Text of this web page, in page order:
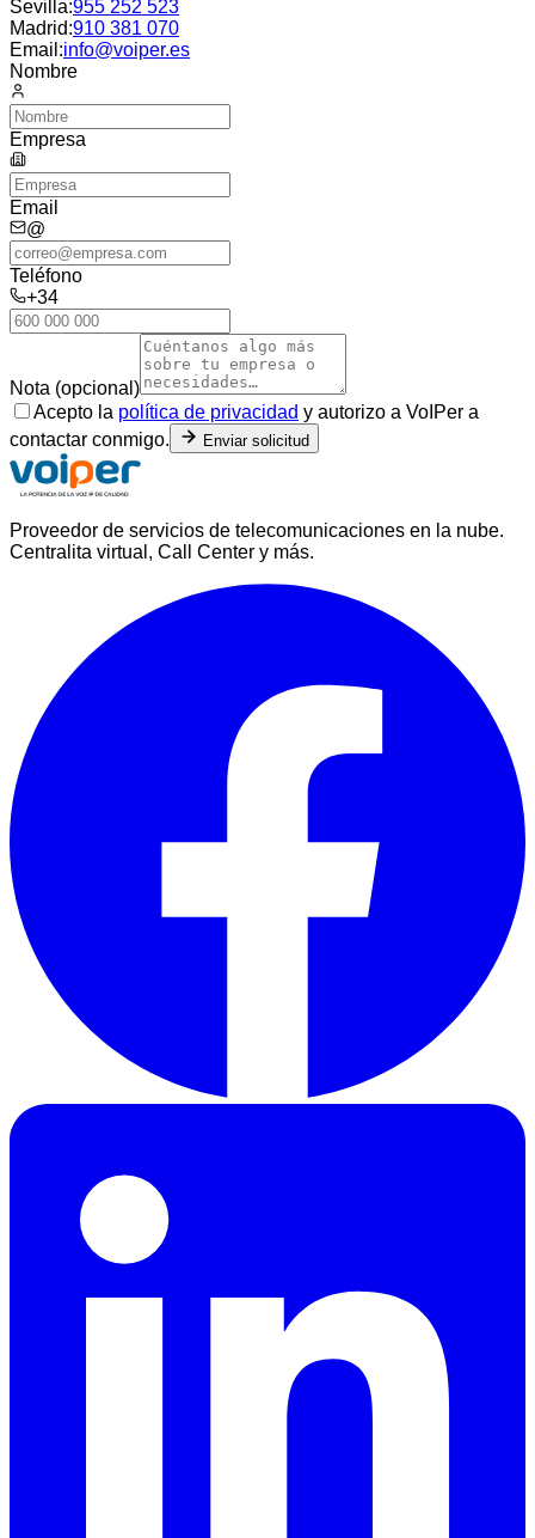
Sevilla:955 252 523
Madrid:910 381 070
Email:info@voiper.es
Nombre
Empresa
Email
@
Teléfono
+34
Nota (opcional)
Acepto la política de privacidad y autorizo a VoIPer a
contactar conmigo.
Enviar solicitud
Proveedor de servicios de telecomunicaciones en la nube.
Centralita virtual, Call Center y más.